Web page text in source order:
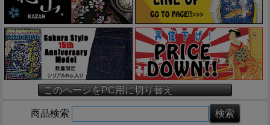
このページをPC用に切り替え
商品検索